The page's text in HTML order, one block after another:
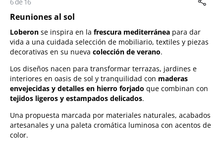
Reuniones al sol
Loberon se inspira en la frescura mediterránea para dar
vida a una cuidada selección de mobiliario, textiles y piezas
decorativas en su nueva colección de verano.
Los diseños nacen para transformar terrazas, jardines e
interiores en oasis de sol y tranquilidad con maderas
envejecidas y detalles en hierro forjado que combinan con
tejidos ligeros y estampados delicados.
Una propuesta marcada por materiales naturales, acabados
artesanales y una paleta cromática luminosa con acentos de
color.